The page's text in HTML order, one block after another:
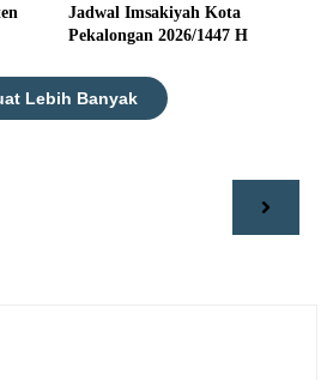
Jadwal Imsakiyah Kota
Pekalongan 2026/1447 H
Lebih Banyak